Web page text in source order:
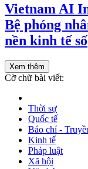
Vietnam AI
Bệ phóng
nền kinh tế số
Xem thêm
Cỡ chữ bài viết:
Thời sự
Quốc tế
Báo chí -
Kinh tế
Pháp luật
Xã hội